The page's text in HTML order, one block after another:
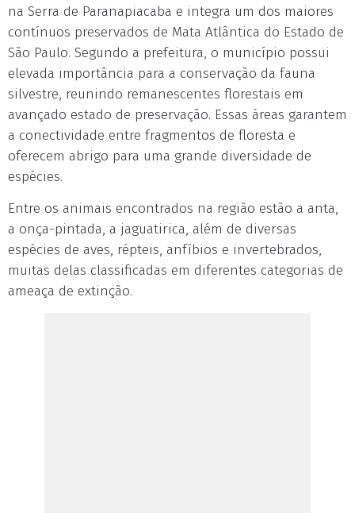
na Serra de Paranapiacaba e integra um dos maiores
contínuos preservados de Mata Atlântica do Estado de
São Paulo. Segundo a prefeitura, o município possui
elevada importância para a conservação da fauna
silvestre, reunindo remanescentes florestais em
avançado estado de preservação. Essas áreas garantem
a conectividade entre fragmentos de floresta e
oferecem abrigo para uma grande diversidade de
espécies.
Entre os animais encontrados na região estão a anta,
a onça-pintada, a jaguatirica, além de diversas
espécies de aves, répteis, anfíbios e invertebrados,
muitas delas classificadas em diferentes categorias de
ameaça de extinção.